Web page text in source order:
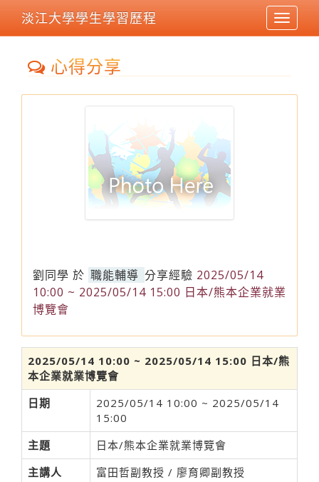
Toggle
淡江大學學生學習歷程
心得分享
劉同學 於 職能輔導 分享經驗 2025/05/14
10:00 ~ 2025/05/14 15:00 日本/熊本企業就業
博覽會
2025/05/14 10:00 ~ 2025/05/14 15:00 日本/熊
本企業就業博覽會
日期
2025/05/14 10:00 ~ 2025/05/14
15:00
主題
日本/熊本企業就業博覽會
主講人
富田哲副教授 / 廖育卿副教授